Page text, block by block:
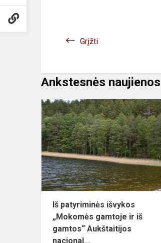
Grįžti
Ankstesnės naujienos
Iš patyriminės išvykos
„Mokomės gamtoje ir iš
gamtos“ Aukštaitijos
nacional...